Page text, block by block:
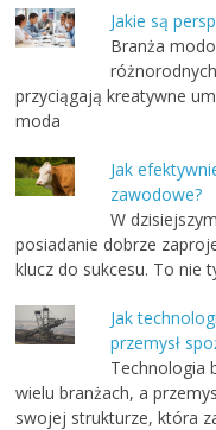
Jakie są
Branża
przyciągają kreatywne
moda
Jak
zawodowe?
W
posiadanie dobrze
klucz do sukcesu. To nie
Jak
przemysł
Technologia
wielu branżach, a
swojej strukturze, która